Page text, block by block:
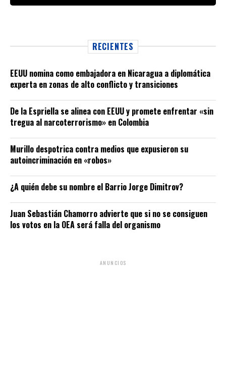
RECIENTES
EEUU nomina como embajadora en Nicaragua a diplomática
experta en zonas de alto conflicto y transiciones
De la Espriella se alinea con EEUU y promete enfrentar «sin
tregua al narcoterrorismo» en Colombia
Murillo despotrica contra medios que expusieron su
autoincriminación en «robos»
¿A quién debe su nombre el Barrio Jorge Dimitrov?
Juan Sebastián Chamorro advierte que si no se consiguen
los votos en la OEA será falla del organismo
ANUNCIOS